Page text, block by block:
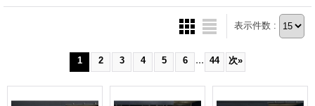
表示件数 :
1 2 3 4 5 6 ... 44 次»